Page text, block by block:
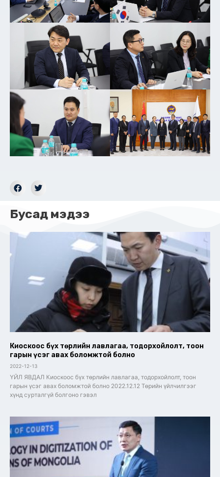
Бусад мэдээ
Киоскоос бүх төрлийн лавлагаа, тодорхойлолт, тоон
гарын үсэг авах боломжтой болно
2022-12-13
ҮЙЛ ЯВДАЛ Киоскоос бүх төрлийн лавлагаа, тодорхойлолт, тоон
гарын үсэг авах боломжтой болно 2022.12.12 Төрийн үйлчилгээг
хүнд сурталгүй болгоно гэвэл